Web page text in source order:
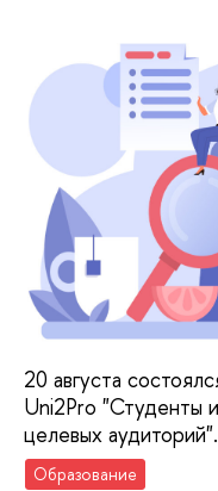
20 августа
Uni2Pro "Студенты
целевых аудиторий".
Образование